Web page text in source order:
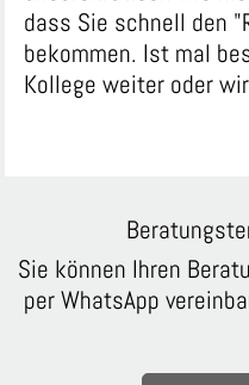
dass Sie schnell den
bekommen. Ist mal
Kollege weiter oder
Sie können Ihren
per WhatsApp